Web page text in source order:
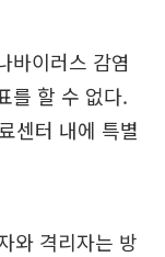
바이러스 감염
를 할 수 없다.
센터 내에 특별
와 격리자는 방